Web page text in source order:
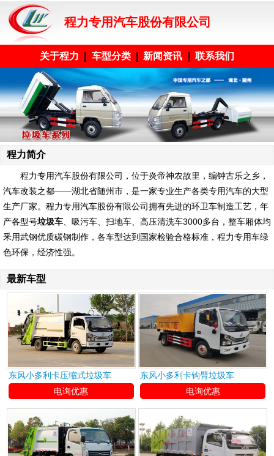
程力专用汽车股份有限公司
关于程力 车型分类 新闻资讯 联系我们
程力简介
程力专用汽车股份有限公司 ，位于炎帝神农故里，编钟古乐之乡，
汽车改装之都——湖北省随州市，是一家专业生产各类专用汽车的大型
生产厂家。程力专用汽车股份有限公司拥有先进的环卫车制造工艺，年
产各型号垃圾车 、吸污车、扫地车、高压清洗车3000多台，整车厢体均
釆用武钢优质碳钢制作，各车型达到国家检验合格标准，程力专用车绿
色环保，经济性强。
最新车型
东风小多利卡压缩式垃圾车
电询优惠
东风小多利卡钩臂垃圾车
电询优惠